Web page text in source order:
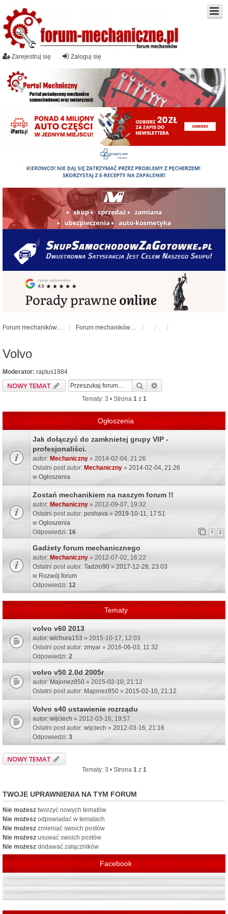
Zaloguj się
Zarejestruj się
Forum mechaników samochodowych - forum-mechaniczne.pl Forum mechaników samochodowych
Volvo
Moderator: raptus1984
NOWY TEMAT Szukaj
Tematy: 3 • Strona 1z 1
Ogłoszenia
Jak dołączyć do zamknietej grupy VIP -
profesjonaliści.
autor: Mechaniczny » 2014-02-04, 21:26
Ostatni post autor: Mechaniczny » 2014-02-04, 21:26
w Ogłoszenia
Zostań mechanikiem na naszym forum !!
autor: Mechaniczny » 2012-09-07, 19:32
Ostatni post autor: poshava » 2019-10-11, 17:51
w Ogłoszenia
Odpowiedzi: 16 1 2
Gadżety forum mechanicznego
autor: Mechaniczny » 2012-07-02, 16:22
Ostatni post autor: Tadzio90 » 2017-12-28, 23:03
w Rozwój forum
Odpowiedzi: 12
Tematy
volvo v60 2013
autor: wichura153 » 2015-10-17, 12:03
Ostatni post autor: zmyar » 2016-06-03, 11:32
Odpowiedzi: 2
volvo v50 2.0d 2005r
autor: Majonez850 » 2015-02-10, 21:12
Ostatni post autor: Majonez850 » 2015-02-10, 21:12
Volvo s40 ustawienie rozrządu
autor: wijciech » 2012-03-16, 19:57
Ostatni post autor: wijciech » 2012-03-16, 21:16
Odpowiedzi: 3
NOWY TEMAT
Tematy: 3 • Strona 1z 1
TWOJE UPRAWNIENIA NA TYM FORUM
Nie możesz tworzyć nowych tematów
Nie możesz odpowiadać w tematach
Nie możesz zmieniać swoich postów
Nie możesz usuwać swoich postów
Nie możesz dodawać załączników
Facebook